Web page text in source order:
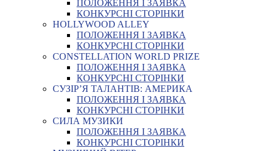
ПОЛОЖЕННЯ І ЗАЯВКА
КОНКУРСНІ СТОРІНКИ
HOLLYWOOD ALLEY
ПОЛОЖЕННЯ І ЗАЯВКА
КОНКУРСНІ СТОРІНКИ
CONSTELLATION WORLD PRIZE
ПОЛОЖЕННЯ І ЗАЯВКА
КОНКУРСНІ СТОРІНКИ
СУЗІР’Я ТАЛАНТІВ: АМЕРИКА
ПОЛОЖЕННЯ І ЗАЯВКА
КОНКУРСНІ СТОРІНКИ
СИЛА МУЗИКИ
ПОЛОЖЕННЯ І ЗАЯВКА
КОНКУРСНІ СТОРІНКИ